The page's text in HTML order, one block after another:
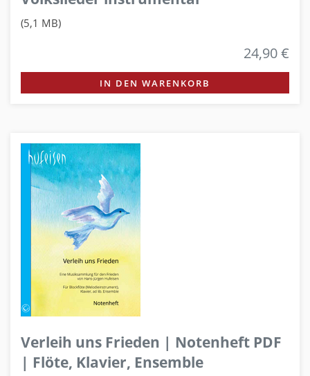
(5,1 MB)
24,90 €
IN DEN WARENKORB
Verleih uns Frieden | Notenheft PDF
| Flöte, Klavier, Ensemble